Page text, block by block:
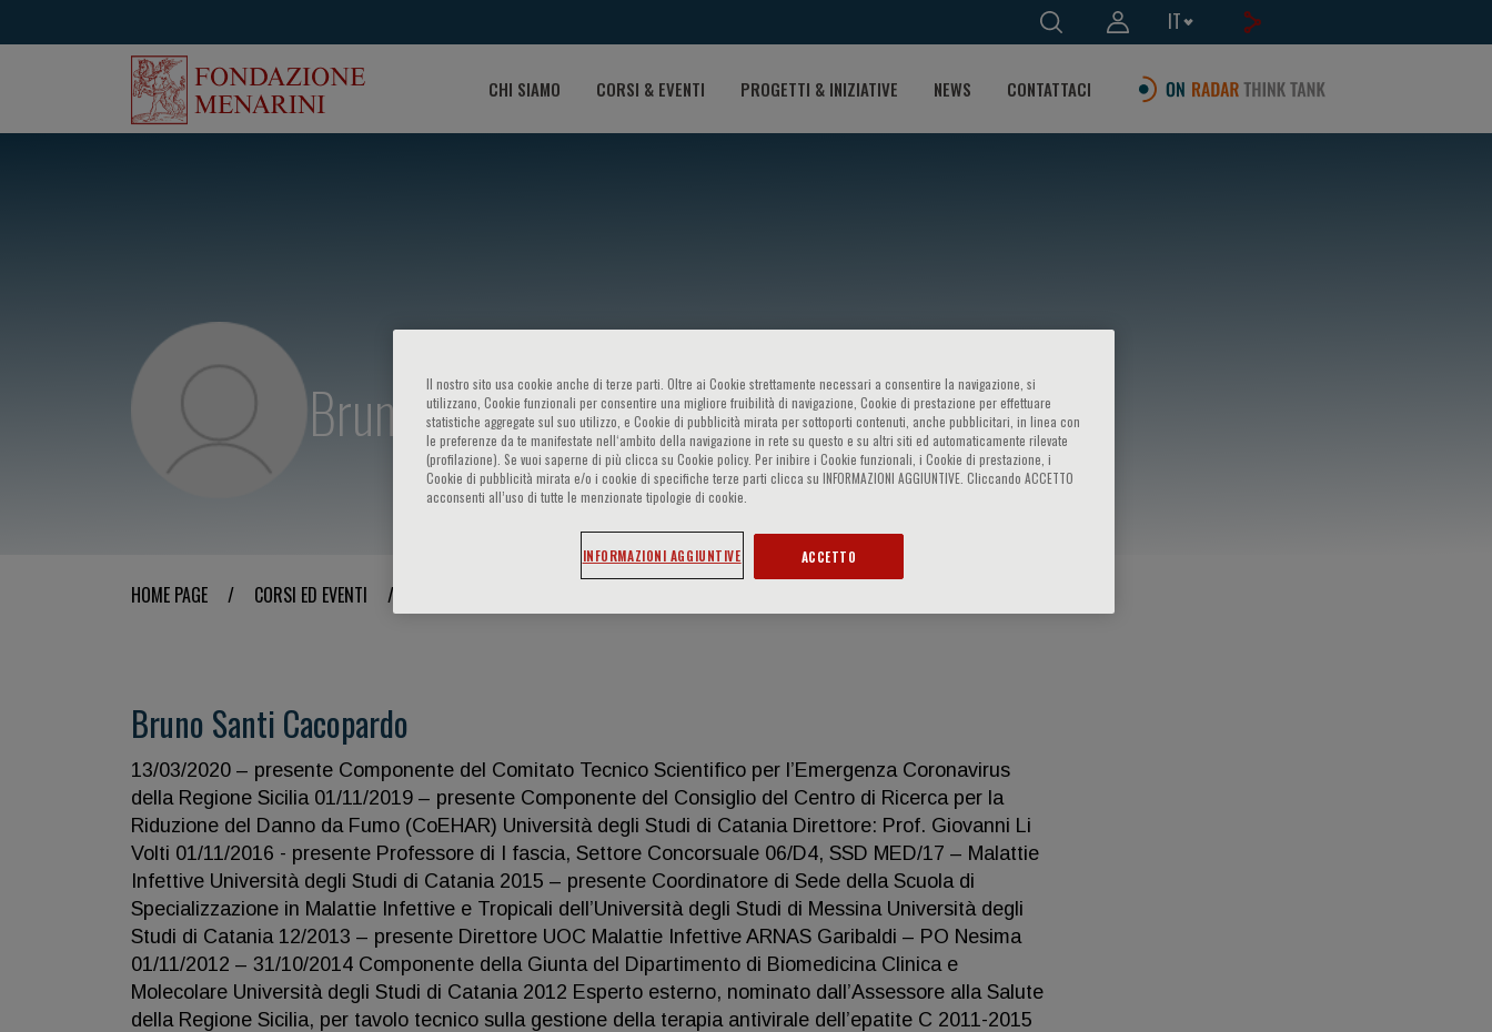
IT
CHI SIAMO CORSI & EVENTI PROGETTI & INIZIATIVE NEWS CONTATTACI
Bruno Santi Cacopardo
HOME PAGE / CORSI ED EVENTI /
Bruno Santi Cacopardo
13/03/2020 – presente Componente del Comitato Tecnico Scientifico per l’Emergenza Coronavirus
della Regione Sicilia 01/11/2019 – presente Componente del Consiglio del Centro di Ricerca per la
Riduzione del Danno da Fumo (CoEHAR) Università degli Studi di Catania Direttore: Prof. Giovanni Li
Volti 01/11/2016 - presente Professore di I fascia, Settore Concorsuale 06/D4, SSD MED/17 – Malattie
Infettive Università degli Studi di Catania 2015 – presente Coordinatore di Sede della Scuola di
Specializzazione in Malattie Infettive e Tropicali dell’Università degli Studi di Messina Università degli
Studi di Catania 12/2013 – presente Direttore UOC Malattie Infettive ARNAS Garibaldi – PO Nesima
01/11/2012 – 31/10/2014 Componente della Giunta del Dipartimento di Biomedicina Clinica e
Molecolare Università degli Studi di Catania 2012 Esperto esterno, nominato dall’Assessore alla Salute
della Regione Sicilia, per tavolo tecnico sulla gestione della terapia antivirale dell’epatite C 2011-2015
Il nostro sito usa cookie anche di terze parti. Oltre ai Cookie strettamente necessari a consentire la navigazione, si
utilizzano, Cookie funzionali per consentire una migliore fruibilità di navigazione, Cookie di prestazione per effettuare
statistiche aggregate sul suo utilizzo, e Cookie di pubblicità mirata per sottoporti contenuti, anche pubblicitari, in linea con
le preferenze da te manifestate nell‘ambito della navigazione in rete su questo e su altri siti ed automaticamente rilevate
(profilazione). Se vuoi saperne di più clicca su Cookie policy. Per inibire i Cookie funzionali, i Cookie di prestazione, i
Cookie di pubblicità mirata e/o i cookie di specifiche terze parti clicca su INFORMAZIONI AGGIUNTIVE. Cliccando ACCETTO
acconsenti all’uso di tutte le menzionate tipologie di cookie.
INFORMAZIONI AGGIUNTIVE ACCETTO